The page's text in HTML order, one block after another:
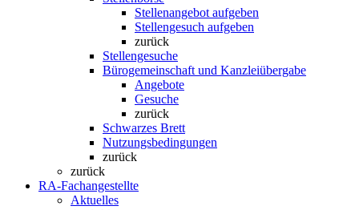
Stellenangebot aufgeben
Stellengesuch aufgeben
zurück
Stellengesuche
Bürogemeinschaft und Kanzleiübergabe
Angebote
Gesuche
zurück
Schwarzes Brett
Nutzungsbedingungen
zurück
zurück
RA-Fachangestellte
Aktuelles